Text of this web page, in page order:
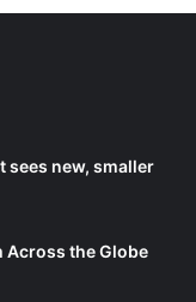
sees new, smaller
Across the Globe